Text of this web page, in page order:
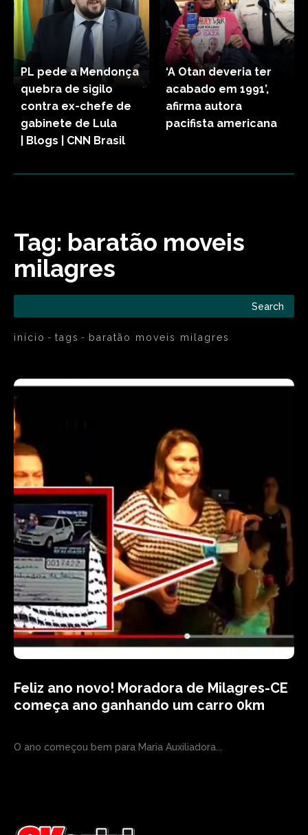
PL pede a Mendonça
quebra de sigilo
contra ex-chefe de
gabinete de Lula
| Blogs | CNN Brasil
‘A Otan deveria ter
acabado em 1991’,
afirma autora
pacifista americana
Tag: baratão moveis
milagres
Search
início tags baratão moveis milagres
Feliz ano novo! Moradora de Milagres-CE
começa ano ganhando um carro 0km
O ano começou bem para Maria Auxiliadora...